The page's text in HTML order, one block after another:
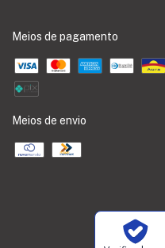
Meios de pagamento
Meios de envio